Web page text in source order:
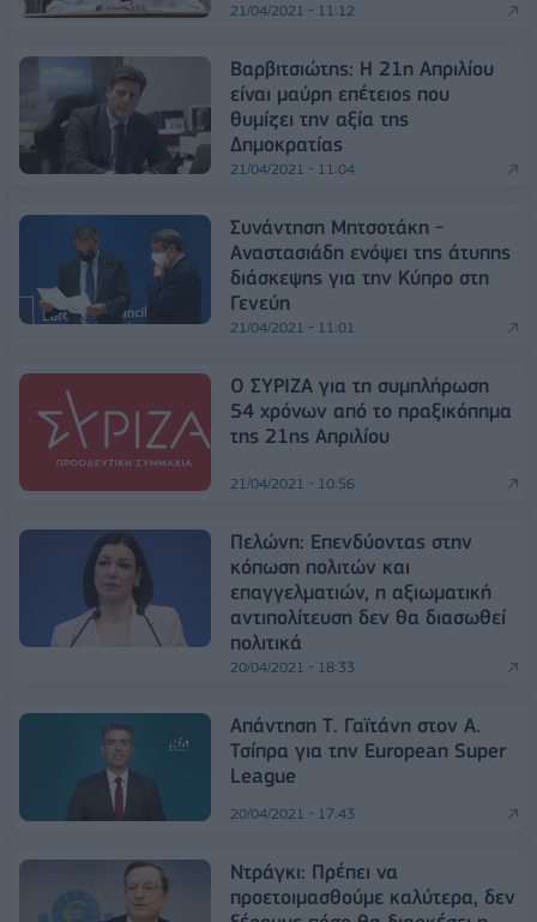
21/04/2021 - 11:12
Βαρβιτσιώτης: Η 21η Απριλίου
είναι μαύρη επέτειος που
θυμίζει την αξία της
Δημοκρατίας
21/04/2021 - 11:04
Συνάντηση Μητσοτάκη -
Αναστασιάδη ενόψει της άτυπης
διάσκεψης για την Κύπρο στη
Γενεύη
21/04/2021 - 11:01
Ο ΣΥΡΙΖΑ για τη συμπλήρωση
54 χρόνων από το πραξικόπημα
της 21ης Απριλίου
21/04/2021 - 10:56
Πελώνη: Επενδύοντας στην
κόπωση πολιτών και
επαγγελματιών, η αξιωματική
αντιπολίτευση δεν θα διασωθεί
πολιτικά
20/04/2021 - 18:33
Απάντηση Τ. Γαϊτάνη στον Α.
Τσίπρα για την European Super
League
20/04/2021 - 17:43
Ντράγκι: Πρέπει να
προετοιμασθούμε καλύτερα, δεν